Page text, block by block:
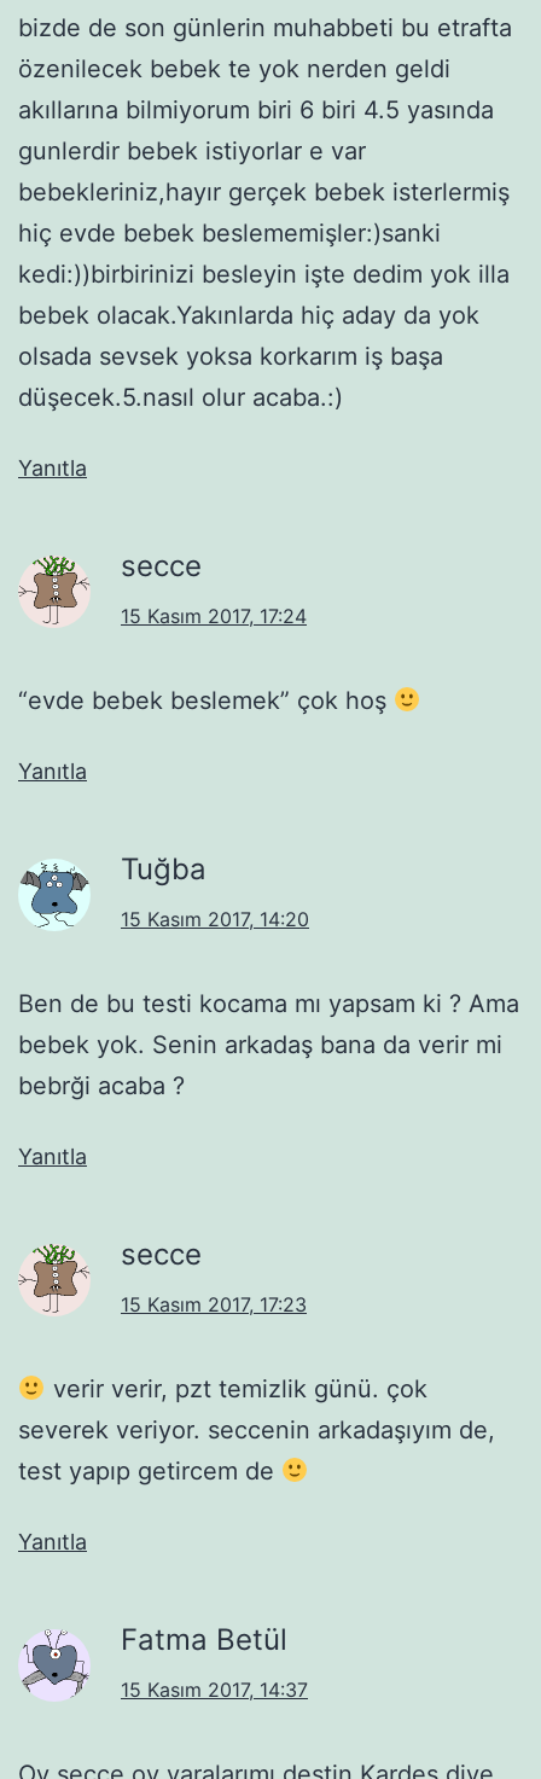
bizde de son günlerin muhabbeti bu etrafta
özenilecek bebek te yok nerden geldi
akıllarına bilmiyorum biri 6 biri 4.5 yasında
gunlerdir bebek istiyorlar e var
bebekleriniz,hayır gerçek bebek isterlermiş
hiç evde bebek beslememişler:)sanki
kedi:))birbirinizi besleyin işte dedim yok illa
bebek olacak.Yakınlarda hiç aday da yok
olsada sevsek yoksa korkarım iş başa
düşecek.5.nasıl olur acaba.:)
Yanıtla
secce
15 Kasım 2017, 17:24
“evde bebek beslemek” çok hoş
Yanıtla
Tuğba
15 Kasım 2017, 14:20
Ben de bu testi kocama mı yapsam ki ? Ama
bebek yok. Senin arkadaş bana da verir mi
bebrği acaba ?
Yanıtla
secce
15 Kasım 2017, 17:23
verir verir, pzt temizlik günü. çok
severek veriyor. seccenin arkadaşıyım de,
test yapıp getircem de
Yanıtla
Fatma Betül
15 Kasım 2017, 14:37